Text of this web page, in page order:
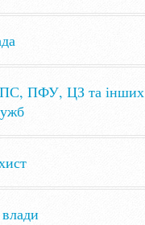
ПФУ, ЦЗ та інших